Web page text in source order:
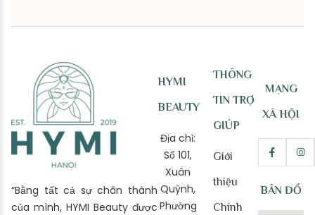
“Bằng tất cả sự chân thành
của mình, HYMI Beauty được
HYMI
BEAUTY
Địa chỉ:
Số 101,
Xuân
Quỳnh,
Phường
THÔNG
TIN TRỢ
GIÚP
Giới
thiệu
Chính
MẠNG
XÃ HỘI
BẢN ĐỒ